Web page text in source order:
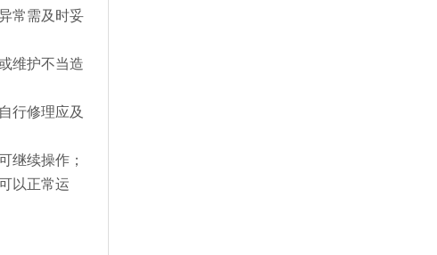
常需及时妥
维护不当造
行修理应及
继续操作；
以正常运